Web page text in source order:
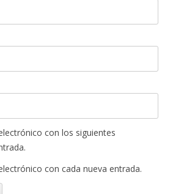
con los siguientes
con cada nueva entrada.